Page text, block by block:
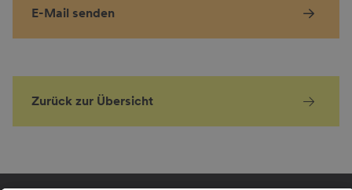
E-Mail senden
Zurück zur Übersicht